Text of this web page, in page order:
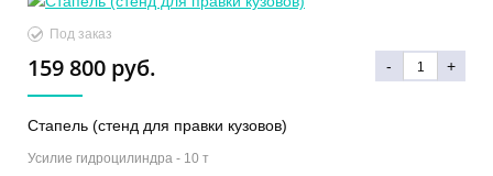
Под заказ
159 800 руб. - +
Стапель (стенд для правки кузовов)
Усилие гидроцилиндра - 10 т